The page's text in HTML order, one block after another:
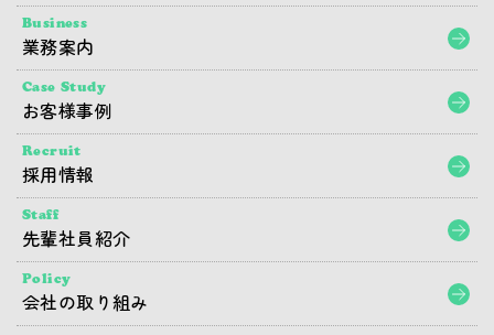
Business
業務案内
Case Study
お客様事例
Recruit
採用情報
Staff
先輩社員紹介
Policy
会社の取り組み